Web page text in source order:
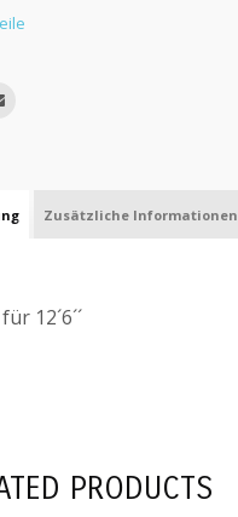
Zusätzliche Informationen
12´6´´
PRODUCTS